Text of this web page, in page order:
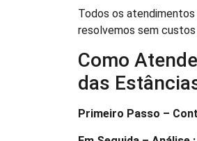
Todos os
resolvemos sem
Como
das
Primeiro Passo –